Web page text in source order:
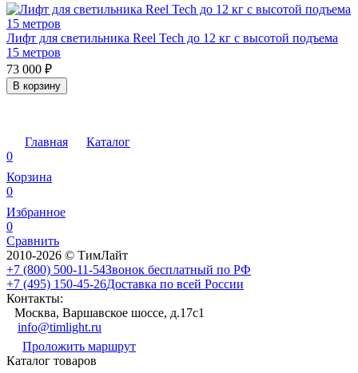
Лифт для светильника Reel Tech до 12 кг с высотой подъема
15 метров
73 000 ₽
В корзину
Главная
Каталог
0
Корзина
0
Избранное
0
Сравнить
2010-2026 © ТимЛайт
+7 (800) 500-11-54Звонок бесплатный по РФ
+7 (495) 150-45-26Доставка по всей России
Контакты:
Москва, Варшавское шоссе, д.17c1
info@timlight.ru
Проложить маршрут
Каталог товаров